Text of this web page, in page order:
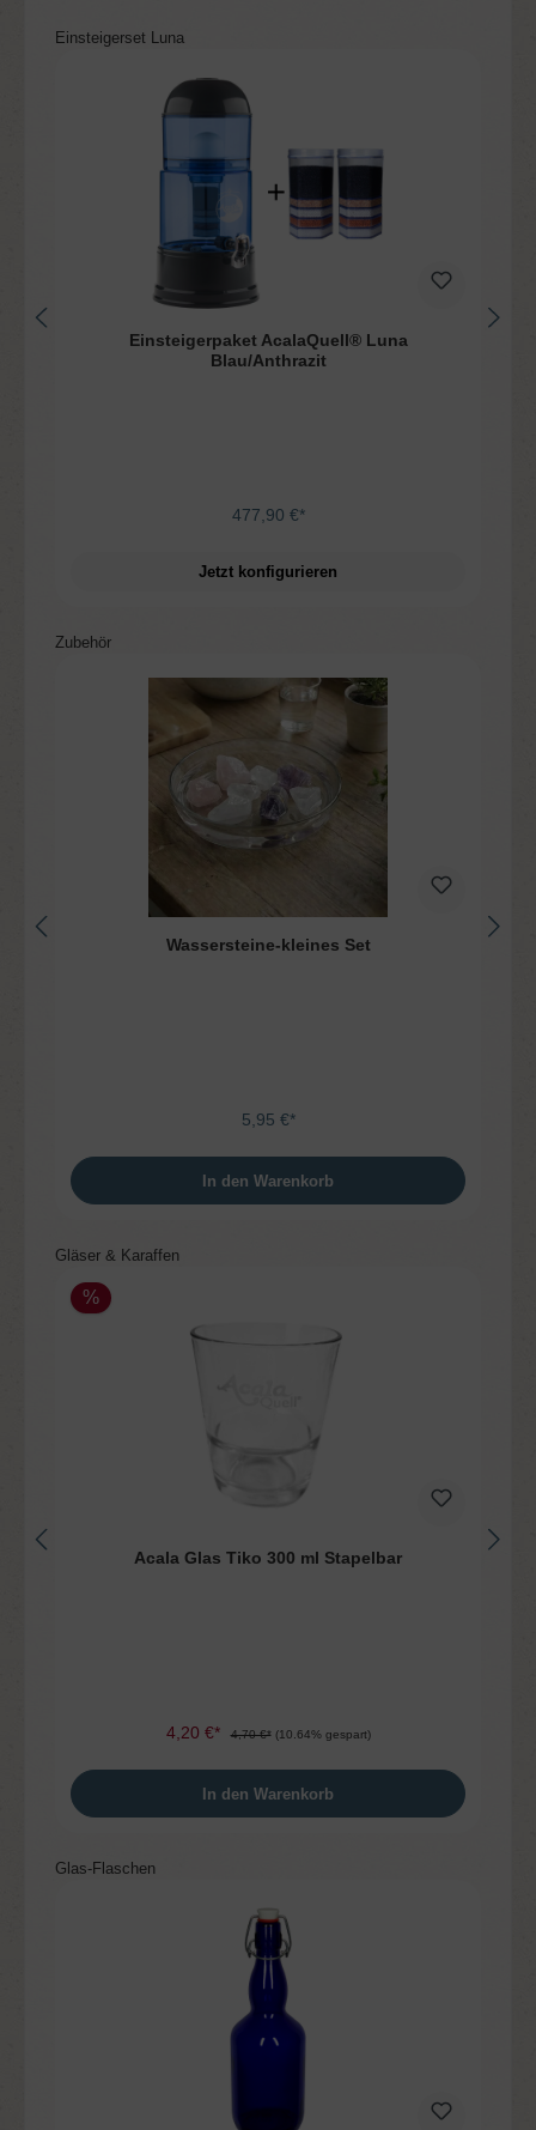
Produktgalerie überspringen
Einsteigerset Luna
Einsteigerpaket AcalaQuell® Luna
Blau/Anthrazit
477,90 €*
Jetzt konfigurieren
Produktgalerie überspringen
Zubehör
Wassersteine-kleines Set
5,95 €*
In den Warenkorb
Produktgalerie überspringen
Gläser & Karaffen
%
Acala Glas Tiko 300 ml Stapelbar
4,20 €* 4,70 €* (10.64% gespart)
In den Warenkorb
Produktgalerie überspringen
Glas-Flaschen